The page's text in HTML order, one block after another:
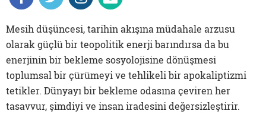
Mesih düşüncesi, tarihin akışına müdahale arzusu
olarak güçlü bir teopolitik enerji barındırsa da bu
enerjinin bir bekleme sosyolojisine dönüşmesi
toplumsal bir çürümeyi ve tehlikeli bir apokaliptizmi
tetikler. Dünyayı bir bekleme odasına çeviren her
tasavvur, şimdiyi ve insan iradesini değersizleştirir.